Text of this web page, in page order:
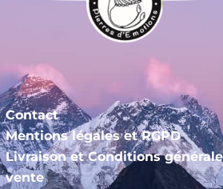
Contact
Mentions légales et RGPD
Livraison et Conditions
vente